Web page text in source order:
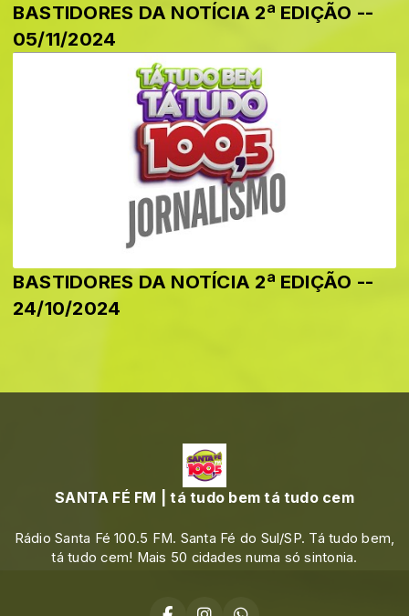
BASTIDORES DA NOTÍCIA 2ª EDIÇÃO --
05/11/2024
BASTIDORES DA NOTÍCIA 2ª EDIÇÃO --
24/10/2024
SANTA FÉ FM | tá tudo bem tá tudo cem
Rádio Santa Fé 100.5 FM. Santa Fé do Sul/SP. Tá tudo bem,
tá tudo cem! Mais 50 cidades numa só sintonia.